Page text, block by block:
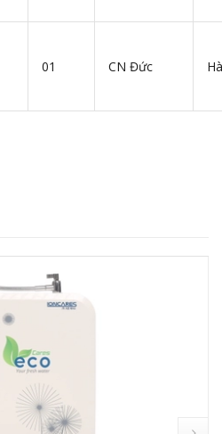
01 CN Đức